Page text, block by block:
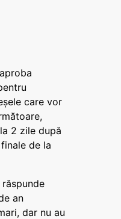
care vor
2 zile după
de la
an
dar nu au